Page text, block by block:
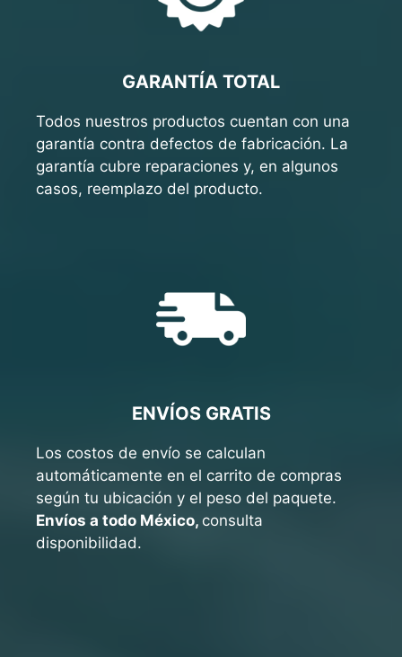
GARANTÍA TOTAL
Todos nuestros productos cuentan con una
garantía contra defectos de fabricación. La
garantía cubre reparaciones y, en algunos
casos, reemplazo del producto.
ENVÍOS GRATIS
Los costos de envío se calculan
automáticamente en el carrito de compras
según tu ubicación y el peso del paquete.
Envíos a todo México, consulta
disponibilidad.